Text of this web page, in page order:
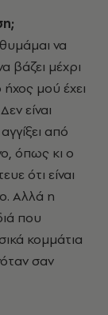
να
βάζει μέχρι
μού έχει
είναι
από
όπως κι ο
ότι είναι
Αλλά η
που
κομμάτια
σαν